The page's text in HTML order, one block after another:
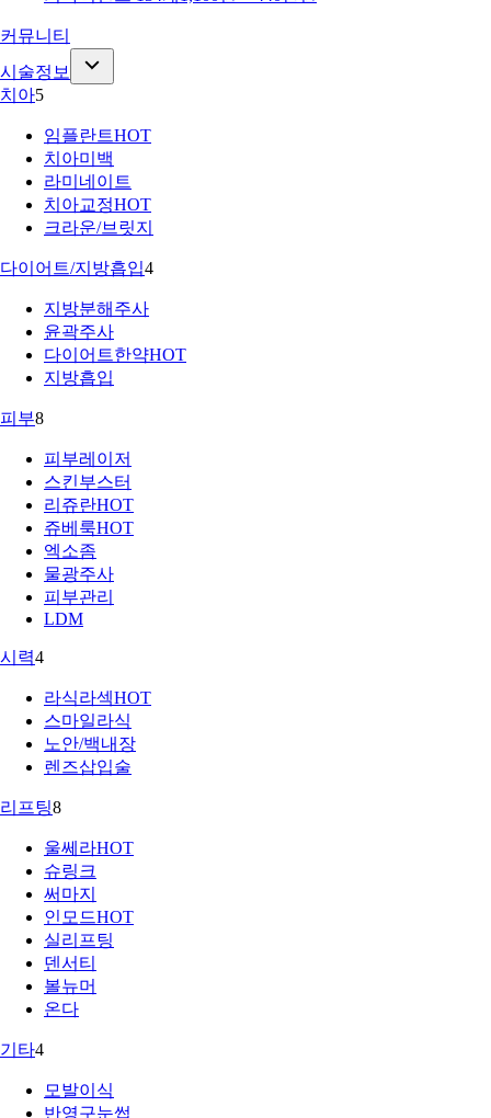
커뮤니티
시술정보
치아5
임플란트HOT
치아미백
라미네이트
치아교정HOT
크라운/브릿지
다이어트/지방흡입4
지방분해주사
윤곽주사
다이어트한약HOT
지방흡입
피부8
피부레이저
스킨부스터
리쥬란HOT
쥬베룩HOT
엑소좀
물광주사
피부관리
LDM
시력4
라식라섹HOT
스마일라식
노안/백내장
렌즈삽입술
리프팅8
울쎄라HOT
슈링크
써마지
인모드HOT
실리프팅
덴서티
볼뉴머
온다
기타4
모발이식
반영구눈썹